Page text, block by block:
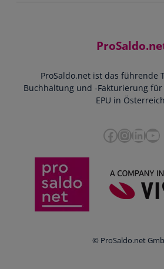
Jobs
Presse
Datenschutz
Doppelte Buchführung
Bankdatenimport
Zusammenarbeit mit Steuerberater
e-Rechnung an den Bund
Blog
Ratgeber
Newsletter
ProSaldo.net ist das führende
Buchhaltung und -Fakturierung
EPU in
Facebook InstagramLinkedIn YouTube
© ProSaldo.net